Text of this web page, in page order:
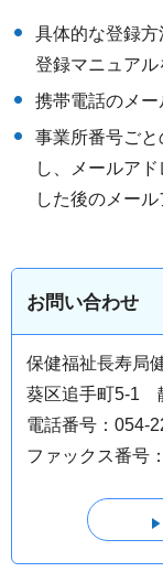
具体的な登録
登録マニュアル
携帯電話のメー
事業所番号ご
し、メールア
した後のメー
お問い合わせ
保健福祉長寿局
葵区追手町5-1
電話番号：054-
ファックス番号